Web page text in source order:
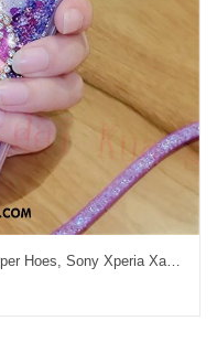
Sony Xperia Xa1 Hoesje Siliconen Purper Hoes, Sony Xperia Xa1 Hoesje All Inclusive Ring